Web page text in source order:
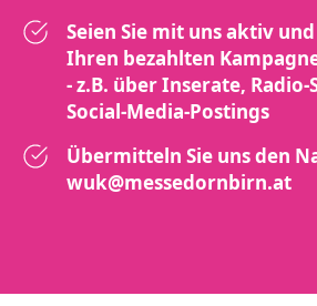
Seien Sie mit uns aktiv
Ihren bezahlten
- z.B. über Inserate,
Social-Media-Postings
Übermitteln Sie uns den
wuk@messedornbirn.at